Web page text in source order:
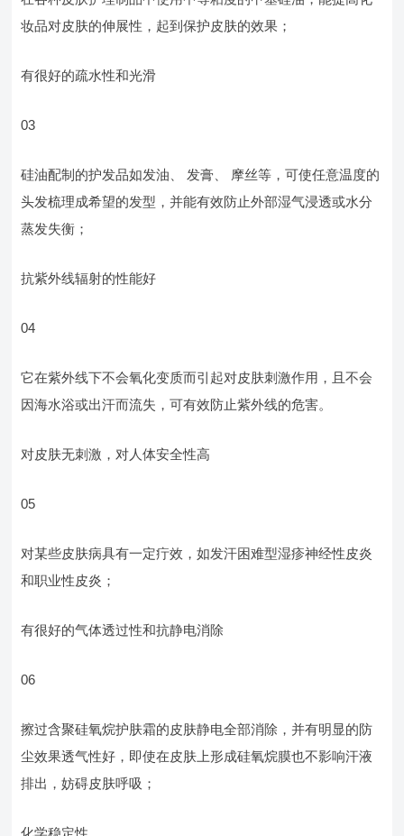
妆品对皮肤的伸展性，起到保护皮肤的效果；
有很好的疏水性和光滑
03
硅油配制的护发品如发油、 发膏、 摩丝等，可使任意温度的
头发梳理成希望的发型，并能有效防止外部湿气浸透或水分
蒸发失衡；
抗紫外线辐射的性能好
04
它在紫外线下不会氧化变质而引起对皮肤刺激作用，且不会
因海水浴或出汗而流失，可有效防止紫外线的危害。
对皮肤无刺激，对人体安全性高
05
对某些皮肤病具有一定疔效，如发汗困难型湿疹神经性皮炎
和职业性皮炎；
有很好的气体透过性和抗静电消除
06
擦过含聚硅氧烷护肤霜的皮肤静电全部消除，并有明显的防
尘效果透气性好，即使在皮肤上形成硅氧烷膜也不影响汗液
排出，妨碍皮肤呼吸；
化学稳定性